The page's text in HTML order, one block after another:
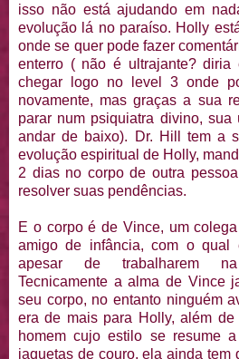
isso não está ajudando em
evolução lá no paraíso. Holly
onde se quer pode fazer
enterro ( não é ultrajante? diria
chegar logo no level 3 onde
novamente, mas graças a sua
parar num psiquiatra divino,
andar de baixo). Dr. Hill tem a
evolução espiritual de Holly,
2 dias no corpo de outra
resolver suas pendências.
E o corpo é de Vince, um
amigo de infância, com o qual
apesar de trabalharem
Tecnicamente a alma de Vince
seu corpo, no entanto ninguém
era de mais para Holly, além
homem cujo estilo se resume
jaquetas de couro, ela ainda tem